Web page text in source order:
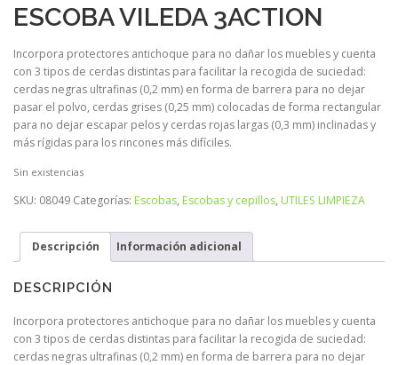
ESCOBA VILEDA 3ACTION
Incorpora protectores antichoque para no dañar los muebles y cuenta
con 3 tipos de cerdas distintas para facilitar la recogida de suciedad:
cerdas negras ultrafinas (0,2 mm) en forma de barrera para no dejar
pasar el polvo, cerdas grises (0,25 mm) colocadas de forma rectangular
para no dejar escapar pelos y cerdas rojas largas (0,3 mm) inclinadas y
más rígidas para los rincones más difíciles.
Sin existencias
SKU: 08049 Categorías: Escobas, Escobas y cepillos, UTILES LIMPIEZA
Descripción Información adicional
DESCRIPCIÓN
Incorpora protectores antichoque para no dañar los muebles y cuenta
con 3 tipos de cerdas distintas para facilitar la recogida de suciedad:
cerdas negras ultrafinas (0,2 mm) en forma de barrera para no dejar